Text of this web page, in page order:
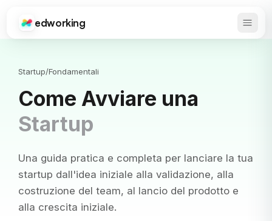
Edworking
edworking Apri
Startup/Fondamentali
Come Avviare una
Startup
Una guida pratica e completa per lanciare la tua
startup dall'idea iniziale alla validazione, alla
costruzione del team, al lancio del prodotto e
alla crescita iniziale.